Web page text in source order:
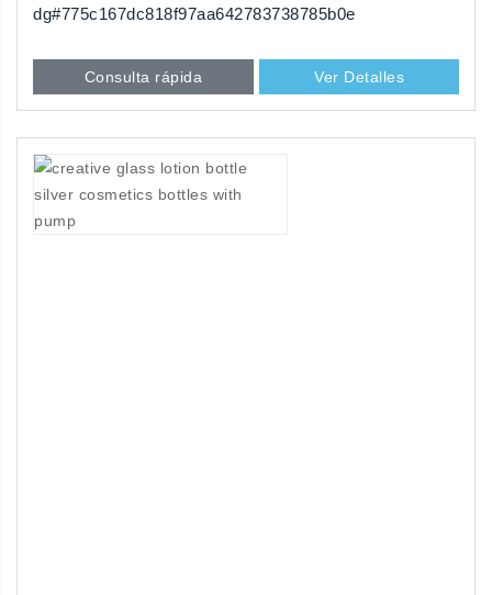
dg#775c167dc818f97aa642783738785b0e
Consulta rápida Ver Detalles